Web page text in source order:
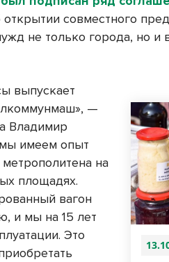
совместного
не только города, но и
выпускает
—
Владимир
имеем опыт
на
площадях.
вагон
и мы на 15 лет
Это